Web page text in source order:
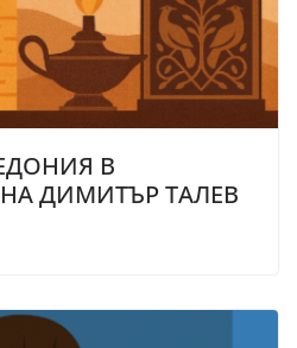
В
ДИМИТЪР ТАЛЕВ